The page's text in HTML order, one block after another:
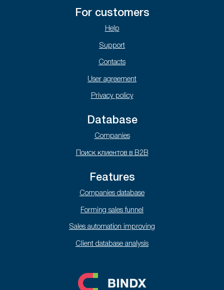
For customers
Help
Support
Contacts
User agreement
Privacy policy
Database
Companies
Поиск клиентов в B2B
Features
Companies database
Forming sales funnel
Sales automation improving
Client database analysis